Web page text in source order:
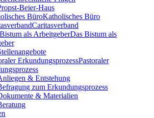
Beier-Haus
Katholisches Büro
Caritasverband
Das Bistum als
Pastoraler
& Entstehung
zum Erkundungsprozess
& Materialien